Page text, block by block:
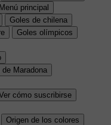
principal
Goles de chilena
Goles olímpicos
Maradona
cómo suscribirse
Origen de los colores